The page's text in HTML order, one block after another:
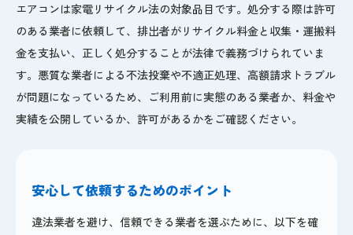
エアコンは家電リサイクル法の対象品目です。処分する際は許可
のある業者に依頼して、排出者がリサイクル料金と収集・運搬料
金を支払い、正しく処分することが法律で義務づけられていま
す。悪質な業者による不法投棄や不適正処理、高額請求トラブル
が問題になっているため、ご利用前に実態のある業者か、料金や
実績を公開しているか、許可があるかをご確認ください。
安心して依頼するためのポイント
違法業者を避け、信頼できる業者を選ぶために、以下を確